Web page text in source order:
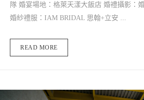
隊 婚宴場地：格萊天漾大飯店 婚禮攝影：
婚紗禮服：IAM BRIDAL 思翰+立安 ...
READ MORE